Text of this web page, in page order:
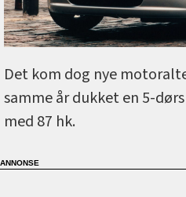
Det kom dog nye
samme år dukket en 5-
med 87 hk.